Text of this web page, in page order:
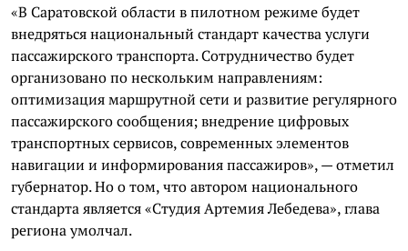
«В Саратовской области в пилотном режиме будет
внедряться национальный стандарт качества услуги
пассажирского транспорта. Сотрудничество будет
организовано по нескольким направлениям:
оптимизация маршрутной сети и развитие регулярного
пассажирского сообщения; внедрение цифровых
транспортных сервисов, современных элементов
навигации и информирования пассажиров», — отметил
губернатор. Но о том, что автором национального
стандарта является «Студия Артемия Лебедева», глава
региона умолчал.